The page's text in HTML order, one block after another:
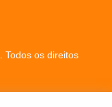
Todos os direitos